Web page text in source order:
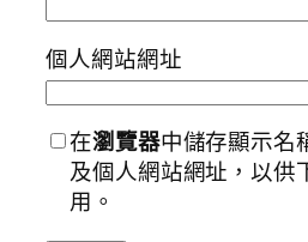
個人網站網址
在瀏覽器中儲存顯示名
及個人網站網址，以供
用。